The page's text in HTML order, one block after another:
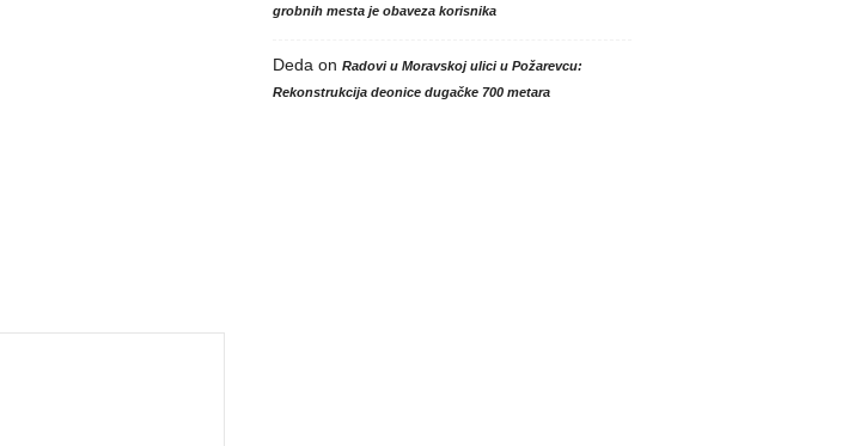
grobnih mesta je obaveza korisnika
Deda on Radovi u Moravskoj ulici u Požarevcu:
Rekonstrukcija deonice dugačke 700 metara